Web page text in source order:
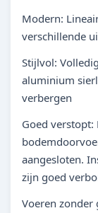
Modern:
verschillende
Stijlvol:
aluminium
verbergen
Goed verstopt:
aangesloten.
zijn goed
Voeren zonder